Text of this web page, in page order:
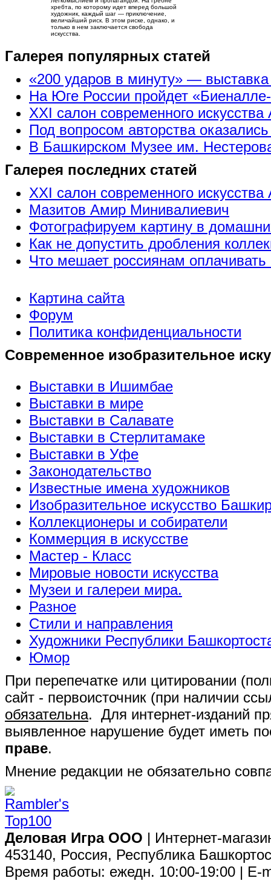
хребта, по которому идет вперед большой
художник, каждый шаг — приключение,
величайший риск. В этом риске, однако, и
только в нем заключается свобода
искусства.
Галерея популярных статей
«200 ударов в минуту» —
На Юге России пройдет
XXI салон современного искусства
Под вопросом авторства
В Башкирском Музее им.
Галерея последних статей
XXI салон современного искусства
Мазитов Амир Минивалиевич
Фотографируем картину в
Как не допустить дробления
Что мешает россиянам
Картина сайта
Форум
Политика конфиденциальности
Современное изобразительное
Выставки в Ишимбае
Выставки в мире
Выставки в Салавате
Выставки в Стерлитамаке
Выставки в Уфе
Законодательство
Известные имена художников
Изобразительное искусство
Коллекционеры и собиратели
Коммерция в искусстве
Мастер - Класс
Мировые новости искусства
Музеи и галереи мира.
Разное
Стили и направления
Художники Республики
Юмор
При перепечатке или цитировании
сайт - первоисточник (при наличии
обязательна. Для интернет-изданий
выявленное нарушение будет иметь
праве.
Мнение редакции не обязательно
Деловая Игра ООО | Интернет-
453140, Россия, Республика
Время работы: ежедн. 10:00-19:00 | E-